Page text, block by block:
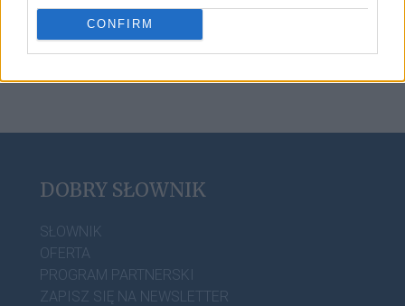
CONFIRM
bingo
DOBRY SŁOWNIK
SŁOWNIK
OFERTA
PROGRAM PARTNERSKI
ZAPISZ SIĘ NA NEWSLETTER